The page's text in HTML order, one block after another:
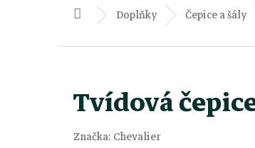
Domů Doplňky Čepice a šály
Tvídová
Značka: Chevalier